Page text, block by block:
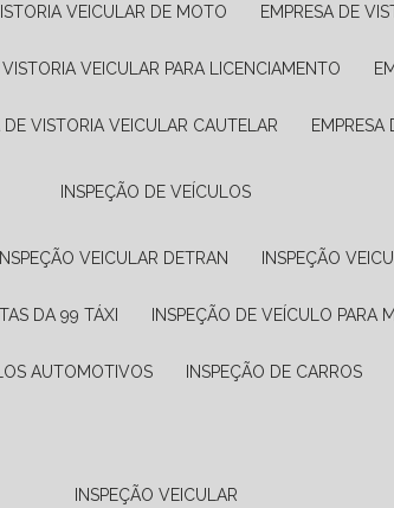
VEICULAR DE MOTO EMPRESA DE
VISTORIA VEICULAR PARA LICENCIAMENTO
DE VISTORIA VEICULAR CAUTELAR
INSPEÇÃO DE VEÍCULOS
INSPEÇÃO VEICULAR DETRAN INSPEÇÃO
DA 99 TÁXI INSPEÇÃO DE VEÍCULO PARA
AUTOMOTIVOS INSPEÇÃO DE CARROS
INSPEÇÃO VEICULAR